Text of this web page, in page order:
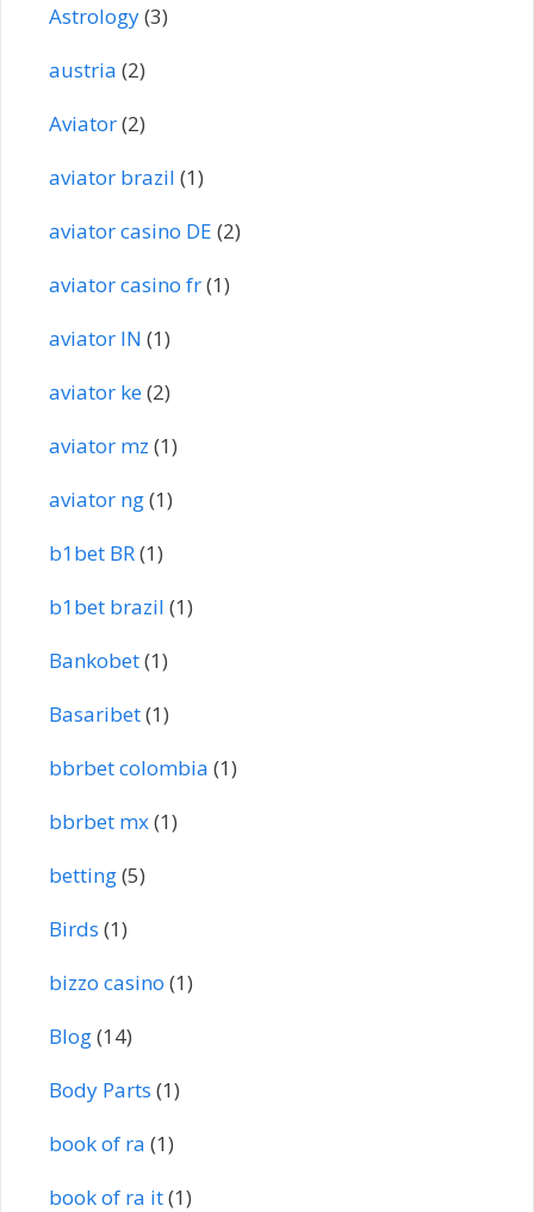
Astrology(3)
austria (2)
Aviator(2)
aviator brazil (1)
aviator casino DE (2)
aviator casino fr(1)
aviator IN (1)
aviator ke(2)
aviator mz (1)
aviator ng(1)
b1bet BR(1)
b1bet brazil (1)
Bankobet(1)
Basaribet(1)
bbrbet colombia (1)
bbrbet mx(1)
betting(5)
Birds (1)
bizzo casino (1)
Blog(14)
Body Parts (1)
book of ra (1)
book of ra it(1)